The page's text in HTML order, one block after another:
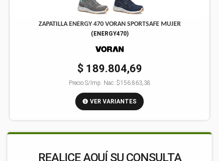
ZAPATILLA ENERGY 470 VORAN SPORTSAFE MUJER
( ENERGY470)
$ 189.804,69
Precio S/Imp. Nac.:$156.863,38
VER VARIANTES
REALICE AQUÍ SU CONSULTA